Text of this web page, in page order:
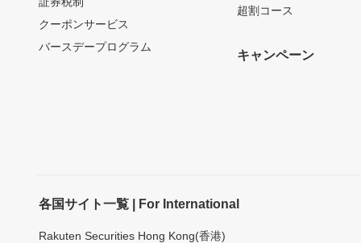
クーポンサービス
バースデープログラム
超割コース
キャンペーン
各国サイト一覧 | For International
Rakuten Securities Hong Kong(香港)